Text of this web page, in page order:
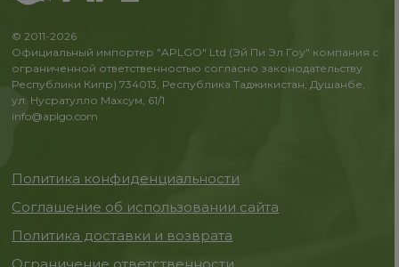
© 2011-2026
Официальный импортер "APLGO" Ltd (Эй Пи Эл Гоу" компания с
ограниченной ответственностью согласно законодательству
Республики Кипр) 734013, Республика Таджикистан, Душанбе,
ул. Нусратулло Махсум, 61/1
info@aplgo.com
Политика конфиденциальности
Соглашение об использовании сайта
Политика доставки и возврата